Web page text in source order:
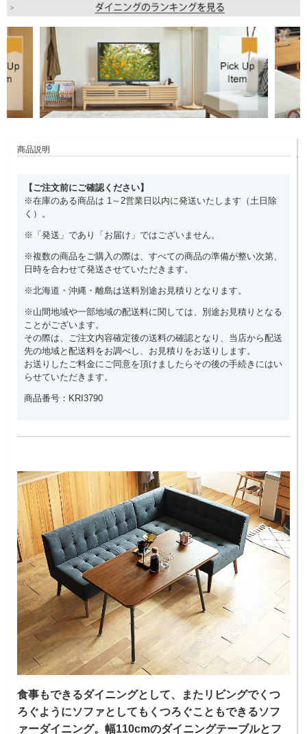
商品説明
【ご注文前にご確認ください】
※在庫のある商品は 1～2営業日以内に発送いたします（土日除
く）。
※「発送」であり「お届け」ではございません。
※複数の商品をご購入の際は、すべての商品の準備が整い次第、
日時を合わせて発送させていただきます。
※北海道・沖縄・離島は送料別途お見積りとなります。
※山間地域や一部地域の配送料に関しては、別途お見積りとなる
ことがございます。
その際は、ご注文内容確定後の送料の確認となり、当店から配送
先の地域と配送料をお調べし、お見積りをお送りします。
お送りしたご料金にご同意を頂けましたらその後の手続きにはい
らせていただきます。
商品番号：KRI3790
食事もできるダイニングとして、またリビングでくつ
ろぐようにソファとしてもくつろぐこともできるソフ
ァーダイニング。幅110cmのダイニングテーブルとフ